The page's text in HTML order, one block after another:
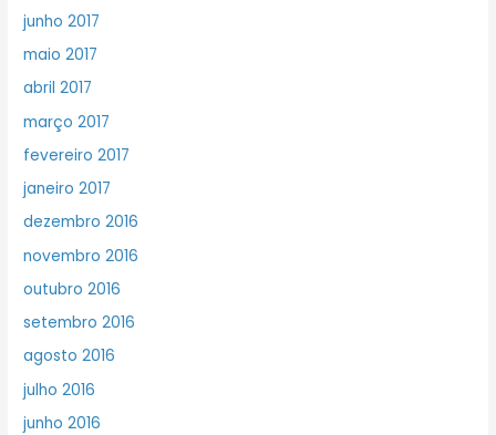
junho 2017
maio 2017
abril 2017
março 2017
fevereiro 2017
janeiro 2017
dezembro 2016
novembro 2016
outubro 2016
setembro 2016
agosto 2016
julho 2016
junho 2016